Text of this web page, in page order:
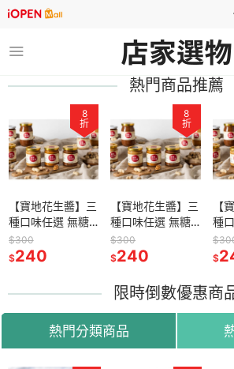
熱門商品推薦
8
折
【寶地花生醬】三
種口味任選 無糖 /
微鹽 / 烤糖花生抹
醬 低負擔 新鮮現
$300
$240
8
折
【寶地花生醬】三
種口味任選 無糖 /
微鹽 / 烤糖花生抹
醬 低負擔 新鮮現
品 透明成份
$300
$240
【
種
微
醬
品
$
限時倒數優惠商
熱門分類商品